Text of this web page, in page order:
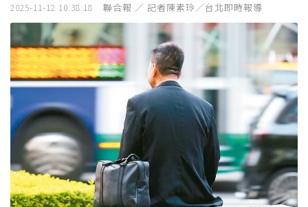
2025-11-12 10:38:18 聯合報 ／ 記者陳素玲／台北即時報導